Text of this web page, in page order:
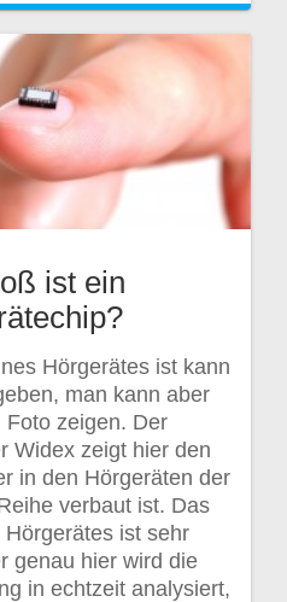
ist ein
Hörgerätes ist kann
man kann aber
Foto zeigen. Der
Widex zeigt hier den
in den Hörgeräten der
verbaut ist. Das
ist sehr
genau hier wird die
in echtzeit analysiert,